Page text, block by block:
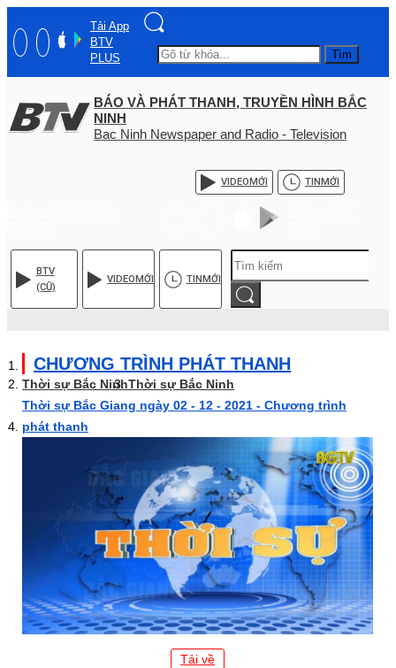
Tải App
BTV
PLUS
Tìm
BÁO VÀ PHÁT THANH, TRUYỀN HÌNH BẮC
NINH
Bac Ninh Newspaper and Radio - Television
VIDEOMỚI TINMỚI
BTV
(CŨ)
VIDEOMỚI TINMỚI
CHƯƠNG TRÌNH PHÁT THANH
Thời sự Bắc NinhThời sự Bắc Ninh
Thời sự Bắc Giang ngày 02 - 12 - 2021 - Chương trình
phát thanh
Tải về